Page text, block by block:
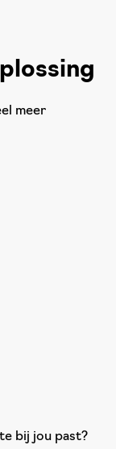
meer
bij jou past?